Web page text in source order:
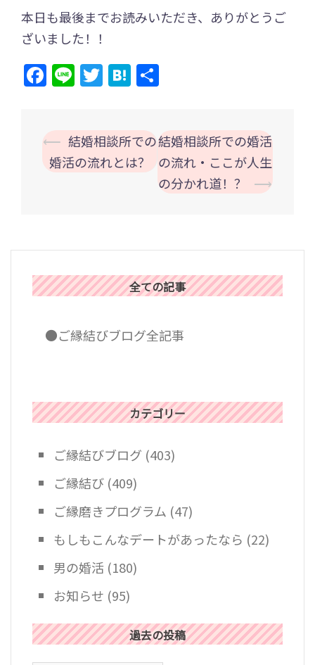
本日も最後までお読みいただき、ありがとうご
ざいました！！
Facebook
LineTwitterHatena
投
稿
ー
ョ
⟵ 結婚相談所での
婚活の流れとは？
結婚相談所での婚活
の流れ・ここが人生
の分かれ道！？
⟶
全ての記事
●ご縁結びブログ全記事
カテゴリー
ご縁結びブログ (403)
ご縁結び (409)
ご縁磨きプログラム (47)
もしもこんなデートがあったなら (22)
男の婚活 (180)
お知らせ (95)
過去の投稿